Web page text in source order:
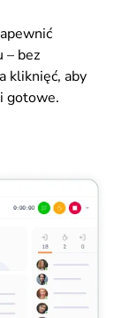
– bez
kliknięć, aby
gotowe.